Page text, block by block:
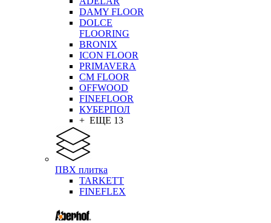
DAMY FLOOR
DOLCE
FLOORING
BRONIX
ICON FLOOR
PRIMAVERA
CM FLOOR
OFFWOOD
FINEFLOOR
КУБЕРПОЛ
+ ЕЩЕ 13
ПВХ плитка
TARKETT
FINEFLEX